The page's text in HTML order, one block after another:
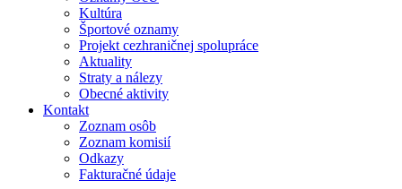
Kultúra
Športové oznamy
Projekt cezhraničnej spolupráce
Aktuality
Straty a nálezy
Obecné aktivity
Kontakt
Zoznam osôb
Zoznam komisií
Odkazy
Fakturačné údaje